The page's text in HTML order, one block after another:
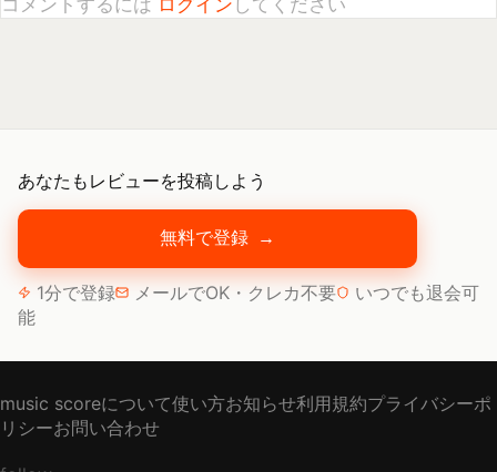
あなたもレビューを投稿しよう
無料で登録 →
1分で登録 メールでOK・クレカ不要
いつでも退会可
能
music scoreについて使い方お知らせ利用規約プライバシーポ
リシーお問い合わせ